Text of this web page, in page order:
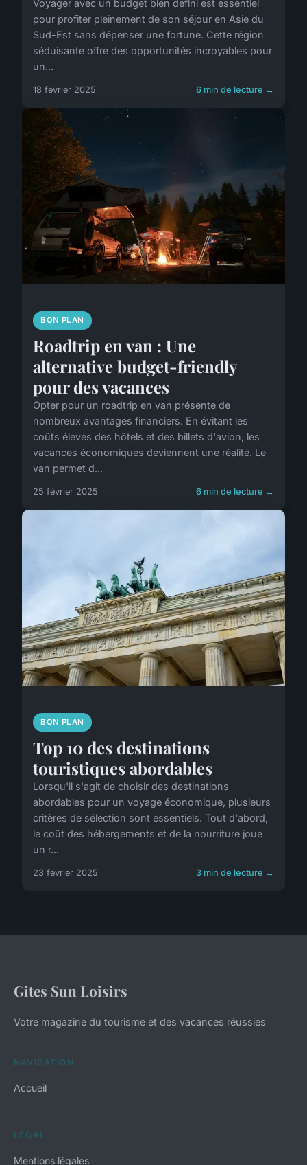
Voyager avec un budget bien défini est essentiel
pour profiter pleinement de son séjour en Asie du
Sud-Est sans dépenser une fortune. Cette région
séduisante offre des opportunités incroyables pour
un...
18 février 2025 6 min de lecture →
BON PLAN
Roadtrip en van : Une
alternative budget-friendly
pour des vacances
Opter pour un roadtrip en van présente de
nombreux avantages financiers. En évitant les
coûts élevés des hôtels et des billets d'avion, les
vacances économiques deviennent une réalité. Le
van permet d...
25 février 2025 6 min de lecture →
BON PLAN
Top 10 des destinations
touristiques abordables
Lorsqu'il s'agit de choisir des destinations
abordables pour un voyage économique, plusieurs
critères de sélection sont essentiels. Tout d'abord,
le coût des hébergements et de la nourriture joue
un r...
23 février 2025 3 min de lecture →
Gites Sun Loisirs
Votre magazine du tourisme et des vacances réussies
NAVIGATION
Accueil
LÉGAL
Mentions légales